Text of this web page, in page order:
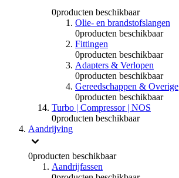
0producten beschikbaar
Olie- en brandstofslangen
0producten beschikbaar
Fittingen
0producten beschikbaar
Adapters & Verlopen
0producten beschikbaar
Gereedschappen & Overige
0producten beschikbaar
Turbo | Compressor | NOS
0producten beschikbaar
Aandrijving
0producten beschikbaar
Aandrijfassen